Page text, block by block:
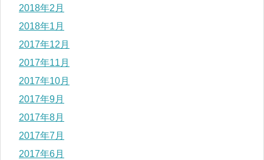
2018年2月
2018年1月
2017年12月
2017年11月
2017年10月
2017年9月
2017年8月
2017年7月
2017年6月